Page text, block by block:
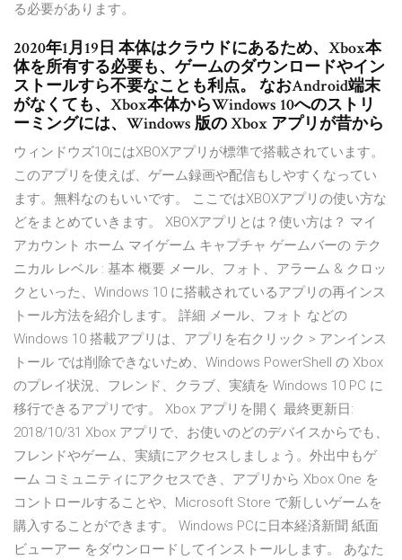
る必要があります。
2020年1月19日 本体はクラウドにあるため、Xbox本
体を所有する必要も、ゲームのダウンロードやイン
ストールすら不要なことも利点。 なおAndroid端末
がなくても、Xbox本体からWindows 10へのストリ
ーミングには、Windows 版の Xbox アプリが昔から
ウィンドウズ10にはXBOXアプリが標準で搭載されています。
このアプリを使えば、ゲーム録画や配信もしやすくなってい
ます。無料なのもいいです。 ここではXBOXアプリの使い方な
どをまとめていきます。 XBOXアプリとは？使い方は？ マイ
アカウント ホーム マイゲーム キャプチャ ゲームバーの テク
ニカル レベル : 基本 概要 メール、フォト、アラーム & クロッ
クといった、Windows 10 に搭載されているアプリの再インス
トール方法を紹介します。 詳細 メール、フォト などの
Windows 10 搭載アプリは、アプリを右クリック > アンインス
トール では削除できないため、Windows PowerShell の Xbox
のプレイ状況、フレンド、クラブ、実績を Windows 10 PC に
移行できるアプリです。 Xbox アプリを開く 最終更新日:
2018/10/31 Xbox アプリで、お使いのどのデバイスからでも、
フレンドやゲーム、実績にアクセスしましょう。外出中もゲ
ーム コミュニティにアクセスでき、アプリから Xbox One を
コントロールすることや、Microsoft Store で新しいゲームを
購入することができます。 Windows PCに日本経済新聞 紙面
ビューアー をダウンロードしてインストールします。 あなた